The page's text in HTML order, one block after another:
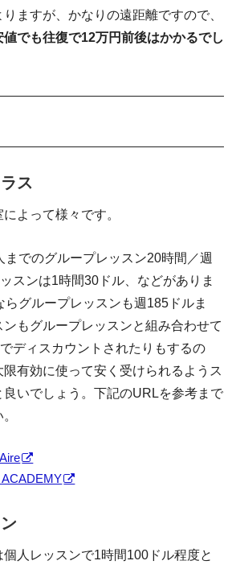
ますが、かなりの遠距離ですので、
でも往復で12万円前後はかかるでし
ス
よって様々です。
までのグループレッスン20時間／週
スンは1時間30ドル、などがありま
グループレッスンも週185ドルま
もグループレッスンと組み合わせて
ディスカウントされたりもするの
有効に使って安く受けられるようス
いでしょう。下記のURLを参考まで
人レッスンで1時間100ドル程度と